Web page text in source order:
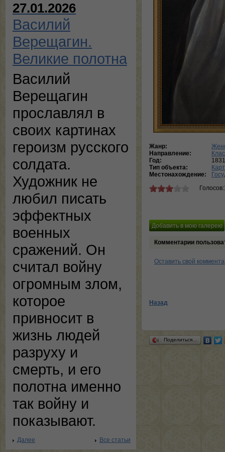
27.01.2026
Василий
Верещагин.
Великие полотна
Василий
Верещагин
прославлял в
своих картинах
героизм русского
солдата.
Художник не
любил писать
эффектных
военных
сражений. Он
считал войну
огромным злом,
которое
привносит в
жизнь людей
разруху и
смерть, и его
полотна именно
так войну и
показывают.
Далее Все статьи
Жанр:
Направление:
Год:
1831
Тип объекта:
Местонахождение:
Комментарии
Оставить свой
Назад
Поделиться…